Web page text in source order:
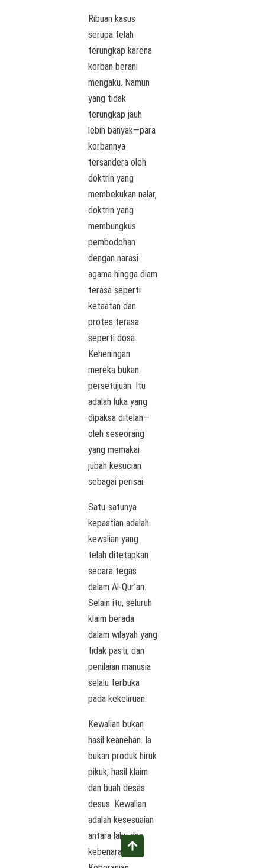
Ribuan kasus
serupa telah
terungkap karena
korban berani
mengaku. Namun
yang tidak
terungkap jauh
lebih banyak—para
korbannya
tersandera oleh
doktrin yang
membekukan nalar,
doktrin yang
membungkus
pembodohan
dengan narasi
agama hingga diam
terasa seperti
ketaatan dan
protes terasa
seperti dosa.
Keheningan
mereka bukan
persetujuan. Itu
adalah luka yang
dipaksa ditelan—
oleh seseorang
yang memakai
jubah kesucian
sebagai perisai.
Satu-satunya
kepastian adalah
kewalian yang
telah ditetapkan
secara tegas
dalam Al-Qur’an.
Selain itu, seluruh
klaim berada
dalam wilayah yang
tidak pasti, dan
penilaian manusia
selalu terbuka
pada kekeliruan.
Kewalian bukan
hasil keanehan. Ia
bukan produk hiruk
pikuk, hasil klaim
dan buah desas
desus. Kewalian
adalah kesesuaian
antara laku dan
kebenaran.